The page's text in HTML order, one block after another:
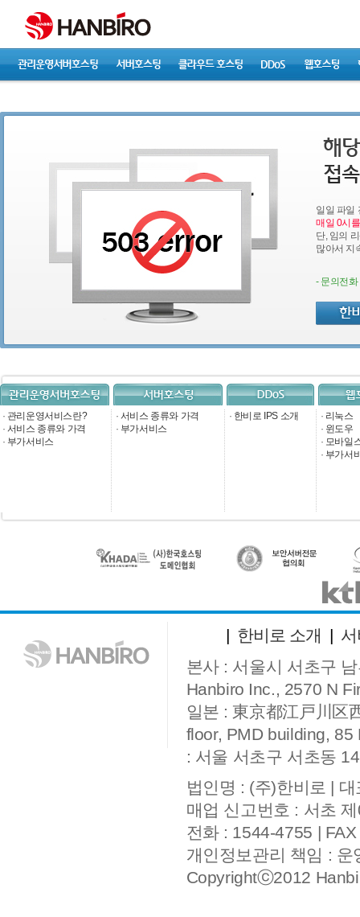
일일 파일
매일 0시
단, 임의
많아서 지
- 문의전
· 관리운영서비스란?
· 서비스 종류와 가격
· 부가서비스
· 서비스 종류와 가격
· 부가서비스
· 한비로 IPS 소개 · 리눅스
· 윈도우
· 모바일
· 부가서
| 한비로 소개 |
본사 : 서울시 서초구
Hanbiro Inc., 2570 N
일본 : 東京都江戸川区
floor, PMD building, 85
: 서울 서초구 서초동
법인명 : (주)한비로 |
매업 신고번호 : 서초
전화 : 1544-4755 |
개인정보관리 책임 :
Copyrightⓒ2012